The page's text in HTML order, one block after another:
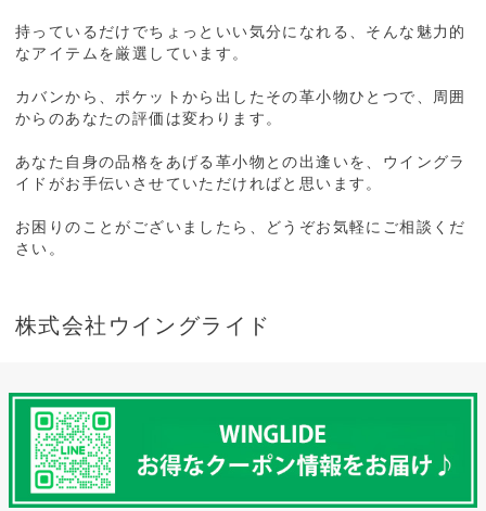
持っているだけでちょっといい気分になれる、そんな魅力的
なアイテムを厳選しています。
カバンから、ポケットから出したその革小物ひとつで、周囲
からのあなたの評価は変わります。
あなた自身の品格をあげる革小物との出逢いを、ウイングラ
イドがお手伝いさせていただければと思います。
お困りのことがございましたら、どうぞお気軽にご相談くだ
さい。
株式会社ウイングライド